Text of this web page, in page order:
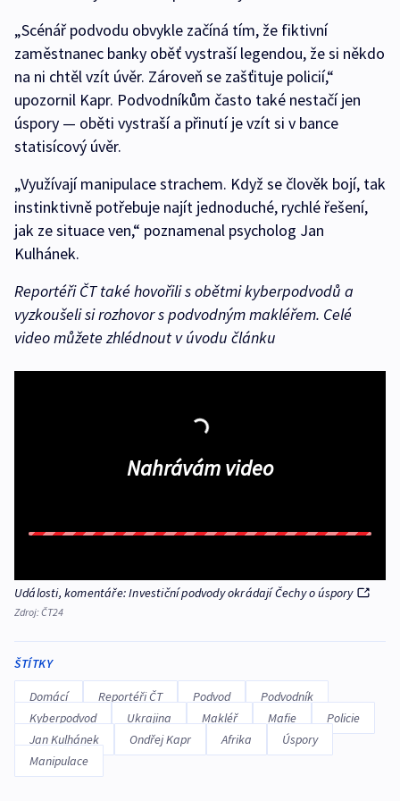
„Scénář podvodu obvykle začíná tím, že fiktivní
zaměstnanec banky oběť vystraší legendou, že si někdo
na ni chtěl vzít úvěr. Zároveň se zašťituje policií,“
upozornil Kapr. Podvodníkům často také nestačí jen
úspory — oběti vystraší a přinutí je vzít si v bance
statisícový úvěr.
„Využívají manipulace strachem. Když se člověk bojí, tak
instinktivně potřebuje najít jednoduché, rychlé řešení,
jak ze situace ven,“ poznamenal psycholog Jan
Kulhánek.
Reportéři ČT také hovořili s obětmi kyberpodvodů a
vyzkoušeli si rozhovor s podvodným makléřem. Celé
video můžete zhlédnout v úvodu článku
Nahrávám video
Události, komentáře: Investiční podvody okrádají Čechy o úspory
Zdroj:ČT24
ŠTÍTKY
Domácí Reportéři ČT Podvod
Podvodník
Kyberpodvod
Ukrajina Makléř Mafie
Policie
Jan Kulhánek
Ondřej Kapr Afrika
Úspory
Manipulace